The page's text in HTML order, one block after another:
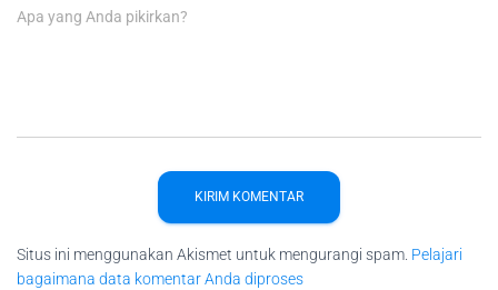
Apa yang Anda pikirkan?
Situs ini menggunakan Akismet untuk mengurangi spam. Pelajari
bagaimana data komentar Anda diproses